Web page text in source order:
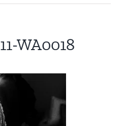
WA0018